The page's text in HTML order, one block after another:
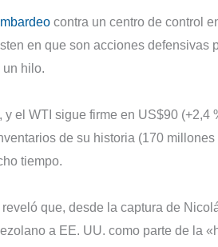
contra un centro de control
en que son acciones defensivas
un hilo.
, y el WTI sigue firme en US$90
de su historia (170
tiempo.
que, desde la captura de
a EE. UU. como parte de la